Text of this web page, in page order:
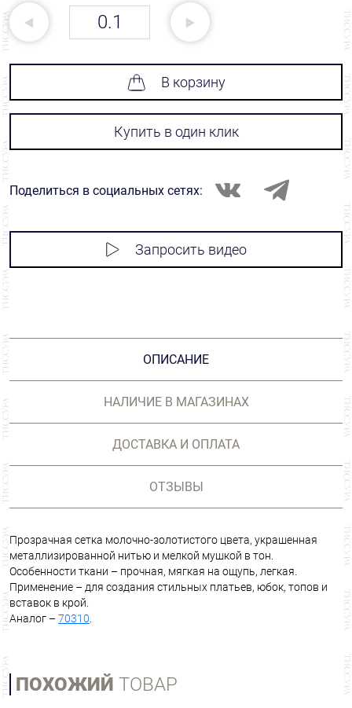
В корзину
Купить в один клик
Поделиться в социальных сетях:
Запросить видео
ОПИСАНИЕ
НАЛИЧИЕ В МАГАЗИНАХ
ДОСТАВКА И ОПЛАТА
ОТЗЫВЫ
Прозрачная сетка молочно-золотистого цвета, украшенная
металлизированной нитью и мелкой мушкой в тон.
Особенности ткани – прочная, мягкая на ощупь, легкая.
Применение – для создания стильных платьев, юбок, топов и
вставок в крой.
Аналог – 70310.
ПОХОЖИЙ ТОВАР